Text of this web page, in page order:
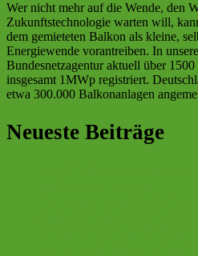
Wer nicht mehr auf die Wende, den
Zukunftstechnologie warten will,
dem gemieteten Balkon als kleine,
Energiewende vorantreiben. In
Bundesnetzagentur aktuell über
insgesamt 1MWp registriert.
etwa 300.000 Balkonanlagen
Neueste Beiträge